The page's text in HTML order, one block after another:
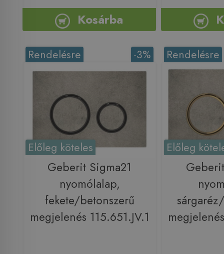
Kosárba
-3%
Rendelésre
Előleg köteles
Geberit Sigma21
nyomólalap,
fekete/betonszerű
megjelenés 115.651.JV.1
Rendelésre
Előleg